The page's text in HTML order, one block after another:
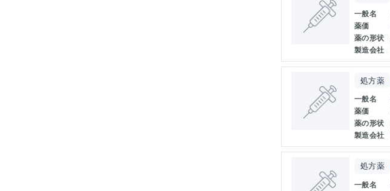
一般名
薬価
薬の形状
製造会社
処方薬
一般名
薬価
薬の形状
製造会社
処方薬
一般名